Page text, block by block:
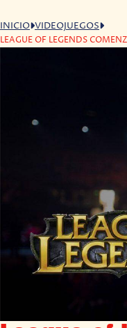
INICIO VIDEOJUEGOS
LEAGUE OF LEGENDS